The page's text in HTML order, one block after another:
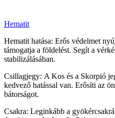
Hematit
Hematit hatása: Erős védelmet
támogatja a földelést. Segít a
stabilizálásában.
Csillagjegy: A Kos és a Skorpió
kedvező hatással van. Erősíti az
bátorságot.
Csakra: Leginkább a